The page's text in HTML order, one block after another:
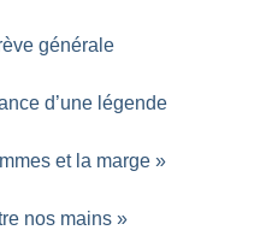
générale
d’une légende
et la marge »
nos mains »